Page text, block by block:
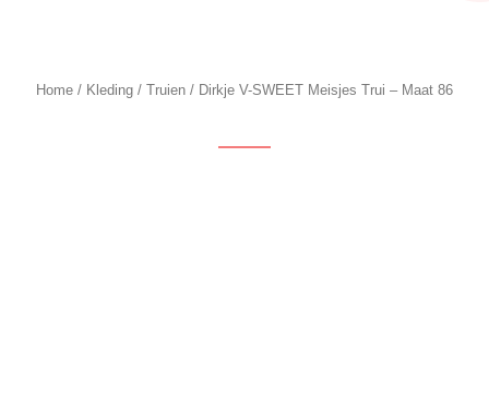
Home / Kleding / Truien / Dirkje V-SWEET Meisjes Trui – Maat 86